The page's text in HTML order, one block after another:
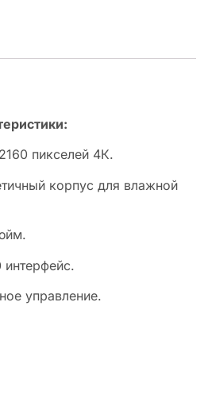
пикселей 4К.
корпус для влажной
интерфейс.
управление.